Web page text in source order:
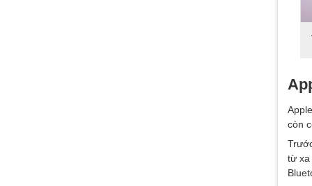
còn
từ xa